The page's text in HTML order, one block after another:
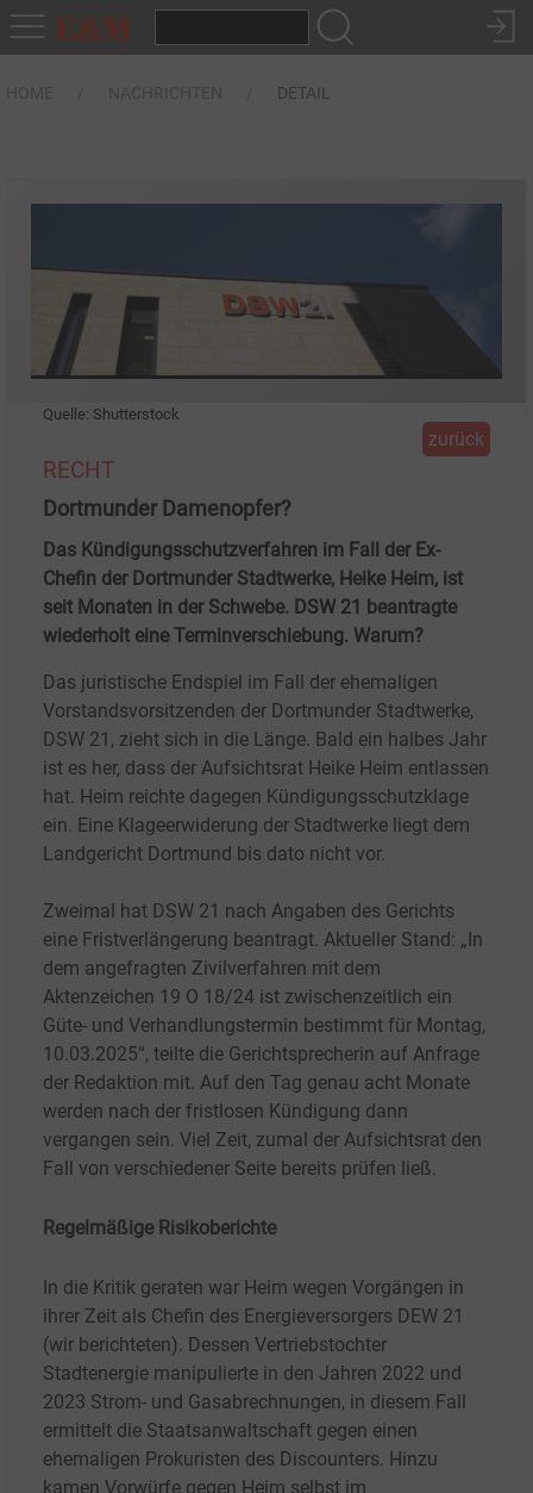
DETAIL
Quelle: Shutterstock
zurück
RECHT
Dortmunder Damenopfer?
Das Kündigungsschutzverfahren im Fall der Ex-
Chefin der Dortmunder Stadtwerke, Heike Heim, ist
seit Monaten in der Schwebe. DSW 21 beantragte
wiederholt eine Terminverschiebung. Warum?
Das juristische Endspiel im Fall der ehemaligen
Vorstandsvorsitzenden der Dortmunder Stadtwerke,
DSW 21, zieht sich in die Länge. Bald ein halbes Jahr
ist es her, dass der Aufsichtsrat Heike Heim entlassen
hat. Heim reichte dagegen Kündigungsschutzklage
ein. Eine Klageerwiderung der Stadtwerke liegt dem
Landgericht Dortmund bis dato nicht vor.
Zweimal hat DSW 21 nach Angaben des Gerichts
eine Fristverlängerung beantragt. Aktueller Stand: „In
dem angefragten Zivilverfahren mit dem
Aktenzeichen 19 O 18/24 ist zwischenzeitlich ein
Güte- und Verhandlungstermin bestimmt für Montag,
10.03.2025“, teilte die Gerichtsprecherin auf Anfrage
der Redaktion mit. Auf den Tag genau acht Monate
werden nach der fristlosen Kündigung dann
vergangen sein. Viel Zeit, zumal der Aufsichtsrat den
Fall von verschiedener Seite bereits prüfen ließ.
​Regelmäßige Risikoberichte
In die Kritik geraten war Heim wegen Vorgängen in
ihrer Zeit als Chefin des Energieversorgers DEW 21
(wir berichteten). Dessen Vertriebstochter
Stadtenergie manipulierte in den Jahren 2022 und
2023 Strom- und Gasabrechnungen, in diesem Fall
ermittelt die Staatsanwaltschaft gegen einen
ehemaligen Prokuristen des Discounters. Hinzu
kamen Vorwürfe gegen Heim selbst im